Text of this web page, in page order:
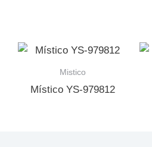
Mistico
Místico YS-979812